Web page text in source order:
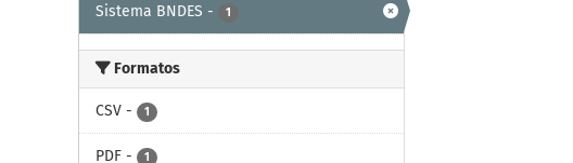
Sistema BNDES - 1
Formatos
CSV - 1
PDF - 1